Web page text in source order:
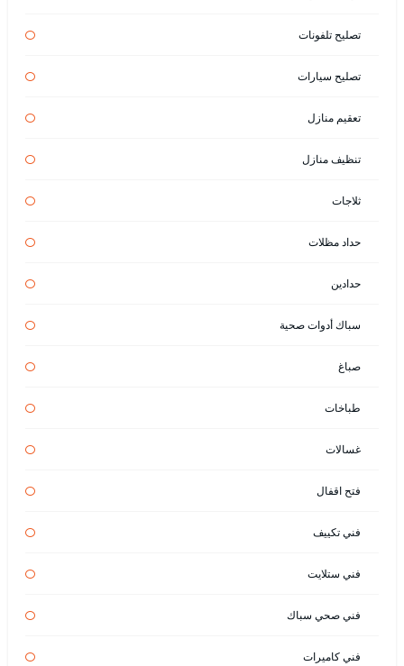
تصليح تلفونات
تصليح سيارات
تعقيم منازل
تنظيف منازل
ثلاجات
حداد مظلات
حدادين
سباك أدوات صحية
صباغ
طباخات
غسالات
فتح اقفال
فني تكييف
فني ستلايت
فني صحي سباك
فني كاميرات